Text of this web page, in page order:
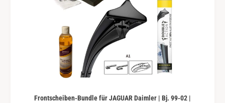
Frontscheiben-Bundle für JAGUAR Daimler | Bj. 99-02 |